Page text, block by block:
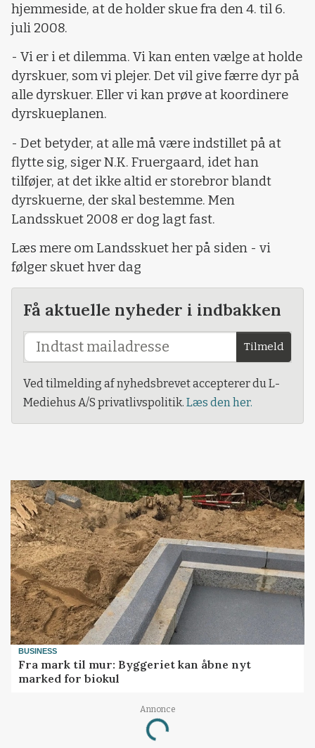
hjemmeside, at de holder skue fra den 4. til 6.
juli 2008.
- Vi er i et dilemma. Vi kan enten vælge at holde
dyrskuer, som vi plejer. Det vil give færre dyr på
alle dyrskuer. Eller vi kan prøve at koordinere
dyrskueplanen.
- Det betyder, at alle må være indstillet på at
flytte sig, siger N.K. Fruergaard, idet han
tilføjer, at det ikke altid er storebror blandt
dyrskuerne, der skal bestemme. Men
Landsskuet 2008 er dog lagt fast.
Læs mere om Landsskuet her på siden - vi
følger skuet hver dag
Få aktuelle nyheder i indbakken
Tilmeld
Ved tilmelding af nyhedsbrevet accepterer du L-
Mediehus A/S privatlivspolitik. Læs den her.
BUSINESS
Fra mark til mur: Byggeriet kan åbne nyt
marked for biokul
Annonce
Loading...